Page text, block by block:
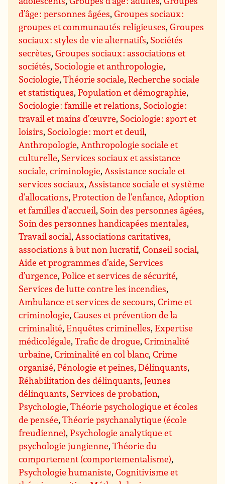
d’âge : personnes âgées,Groupes sociaux :
groupes et communautés religieuses,Groupes
sociaux : styles de vie alternatifs, Sociétés
secrètes,Groupes sociaux : associations et
sociétés, Sociologie et anthropologie,
Sociologie,Théorie sociale,Recherche sociale
et statistiques,Population et démographie,
Sociologie : famille et relations, Sociologie :
travail et mains d’œuvre, Sociologie : sport et
loisirs, Sociologie : mort et deuil,
Anthropologie,Anthropologie sociale et
culturelle, Services sociaux et assistance
sociale, criminologie,Assistance sociale et
services sociaux,Assistance sociale et système
d’allocations,Protection de l’enfance,Adoption
et familles d’accueil, Soin des personnes âgées,
Soin des personnes handicapées mentales,
Travail social,Associations caritatives,
associations à but non lucratif,Conseil social,
Aide et programmes d’aide, Services
d’urgence,Police et services de sécurité,
Services de lutte contre les incendies,
Ambulance et services de secours,Crime et
criminologie,Causes et prévention de la
criminalité,Enquêtes criminelles,Expertise
médicolégale,Trafic de drogue,Criminalité
urbaine,Criminalité en col blanc,Crime
organisé,Pénologie et peines,Délinquants,
Réhabilitation des délinquants,Jeunes
délinquants, Services de probation,
Psychologie,Théorie psychologique et écoles
de pensée,Théorie psychanalytique (école
freudienne),Psychologie analytique et
psychologie jungienne,Théorie du
comportement (comportementalisme),
Psychologie humaniste,Cognitivisme et